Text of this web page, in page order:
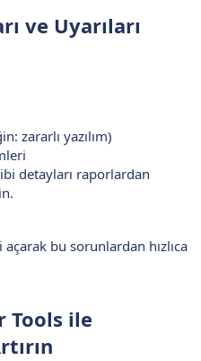
ve Uyarıları
zararlı yazılım)
detayları raporlardan
bu sorunlardan hızlıca
Tools ile